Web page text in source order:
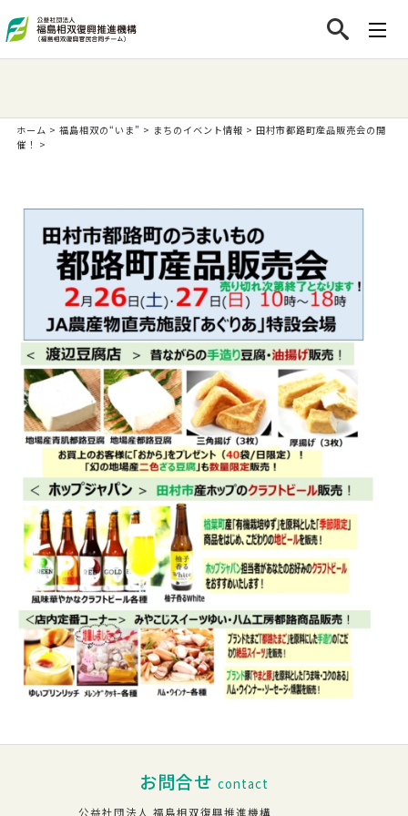
ホーム > 福島相双の“いま” > まちのイベント情報 > 田村市都路町産品販売会の開
催！ >
お問合せ contact
公益社団法人 福島相双復興推進機構